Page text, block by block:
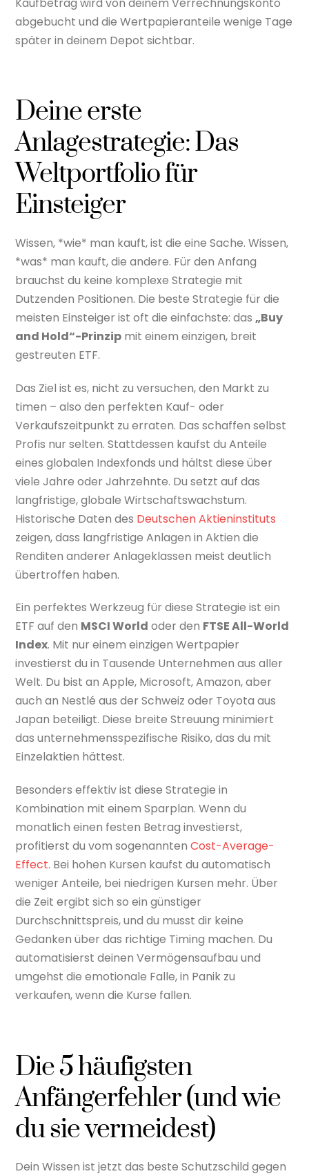
abgebucht und die Wertpapieranteile wenige Tage
später in deinem Depot sichtbar.
Deine erste
Anlagestrategie: Das
Weltportfolio für
Einsteiger
Wissen, *wie* man kauft, ist die eine Sache. Wissen,
*was* man kauft, die andere. Für den Anfang
brauchst du keine komplexe Strategie mit
Dutzenden Positionen. Die beste Strategie für die
meisten Einsteiger ist oft die einfachste: das„Buy
and Hold“-Prinzip mit einem einzigen, breit
gestreuten ETF.
Das Ziel ist es, nicht zu versuchen, den Markt zu
timen – also den perfekten Kauf- oder
Verkaufszeitpunkt zu erraten. Das schaffen selbst
Profis nur selten. Stattdessen kaufst du Anteile
eines globalen Indexfonds und hältst diese über
viele Jahre oder Jahrzehnte. Du setzt auf das
langfristige, globale Wirtschaftswachstum.
Historische Daten des Deutschen Aktieninstituts
zeigen, dass langfristige Anlagen in Aktien die
Renditen anderer Anlageklassen meist deutlich
übertroffen haben.
Ein perfektes Werkzeug für diese Strategie ist ein
ETF auf den MSCI World oder den FTSE All-World
Index. Mit nur einem einzigen Wertpapier
investierst du in Tausende Unternehmen aus aller
Welt. Du bist an Apple, Microsoft, Amazon, aber
auch an Nestlé aus der Schweiz oder Toyota aus
Japan beteiligt. Diese breite Streuung minimiert
das unternehmensspezifische Risiko, das du mit
Einzelaktien hättest.
Besonders effektiv ist diese Strategie in
Kombination mit einem Sparplan. Wenn du
monatlich einen festen Betrag investierst,
profitierst du vom sogenanntenCost-Average-
Effect. Bei hohen Kursen kaufst du automatisch
weniger Anteile, bei niedrigen Kursen mehr. Über
die Zeit ergibt sich so ein günstiger
Durchschnittspreis, und du musst dir keine
Gedanken über das richtige Timing machen. Du
automatisierst deinen Vermögensaufbau und
umgehst die emotionale Falle, in Panik zu
verkaufen, wenn die Kurse fallen.
Die 5 häufigsten
Anfängerfehler (und wie
du sie vermeidest)
Dein Wissen ist jetzt das beste Schutzschild gegen